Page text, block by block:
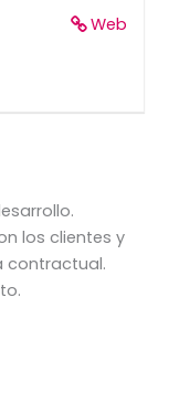
Web
los clientes y
contractual.